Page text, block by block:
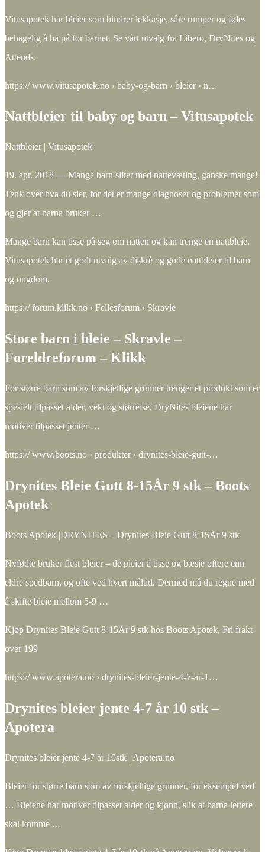
Vitusapotek har bleier som hindrer lekkasje, såre rumper og føles
behagelig å ha på for barnet. Se vårt utvalg fra Libero, DryNites og
Attends.
https:// www.vitusapotek.no › baby-og-barn › bleier › n…
Nattbleier til baby og barn – Vitusapotek
Nattbleier | Vitusapotek
19. apr. 2018 — Mange barn sliter med nattevæting, ganske mange!
Tenk over hva du sier, for det er mange diagnoser og problemer som
og gjer at barna bruker …
Mange barn kan tisse på seg om natten og kan trenge en nattbleie.
Vitusapotek har et godt utvalg av diskrè og gode nattbleier til barn
og ungdom.
https:// forum.klikk.no › Fellesforum › Skravle
Store barn i bleie – Skravle –
Foreldreforum – Klikk
For større barn som av forskjellige grunner trenger et produkt som er
spesielt tilpasset alder, vekt og størrelse. DryNites bleiene har
motiver tilpasset jenter …
https:// www.boots.no › produkter › drynites-bleie-gutt-…
Drynites Bleie Gutt 8-15År 9 stk – Boots
Apotek
Boots Apotek |DRYNITES – Drynites Bleie Gutt 8-15År 9 stk
Nyfødte bruker flest bleier – de pleier å tisse og bæsje oftere enn
eldre spedbarn, og ofte ved hvert måltid. Dermed må du regne med
å skifte bleie mellom 5-9 …
Kjøp Drynites Bleie Gutt 8-15År 9 stk hos Boots Apotek, Fri frakt
over 199
https:// www.apotera.no › drynites-bleier-jente-4-7-ar-1…
Drynites bleier jente 4-7 år 10 stk –
Apotera
Drynites bleier jente 4-7 år 10stk | Apotera.no
Bleier for større barn som av forskjellige grunner, for eksempel ved
… Bleiene har motiver tilpasset alder og kjønn, slik at barna lettere
skal komme …